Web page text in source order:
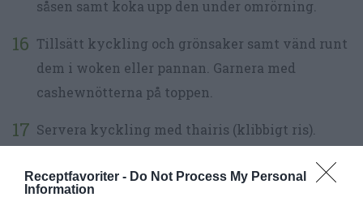
Receptfavoriter - Do Not Process My Personal
Information
såsen samt koka upp den under omrörning.
Tillsätt kyckling och grönsaker samt vänd runt
dem i woken eller pannan. Garnera med
cashewnötterna på toppen.
Servera kyckling med thairis (klibbigt ris).